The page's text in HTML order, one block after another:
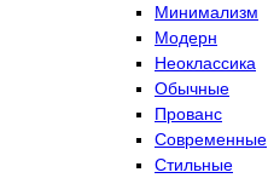
Минимализм
Модерн
Неоклассика
Обычные
Прованс
Современные
Стильные